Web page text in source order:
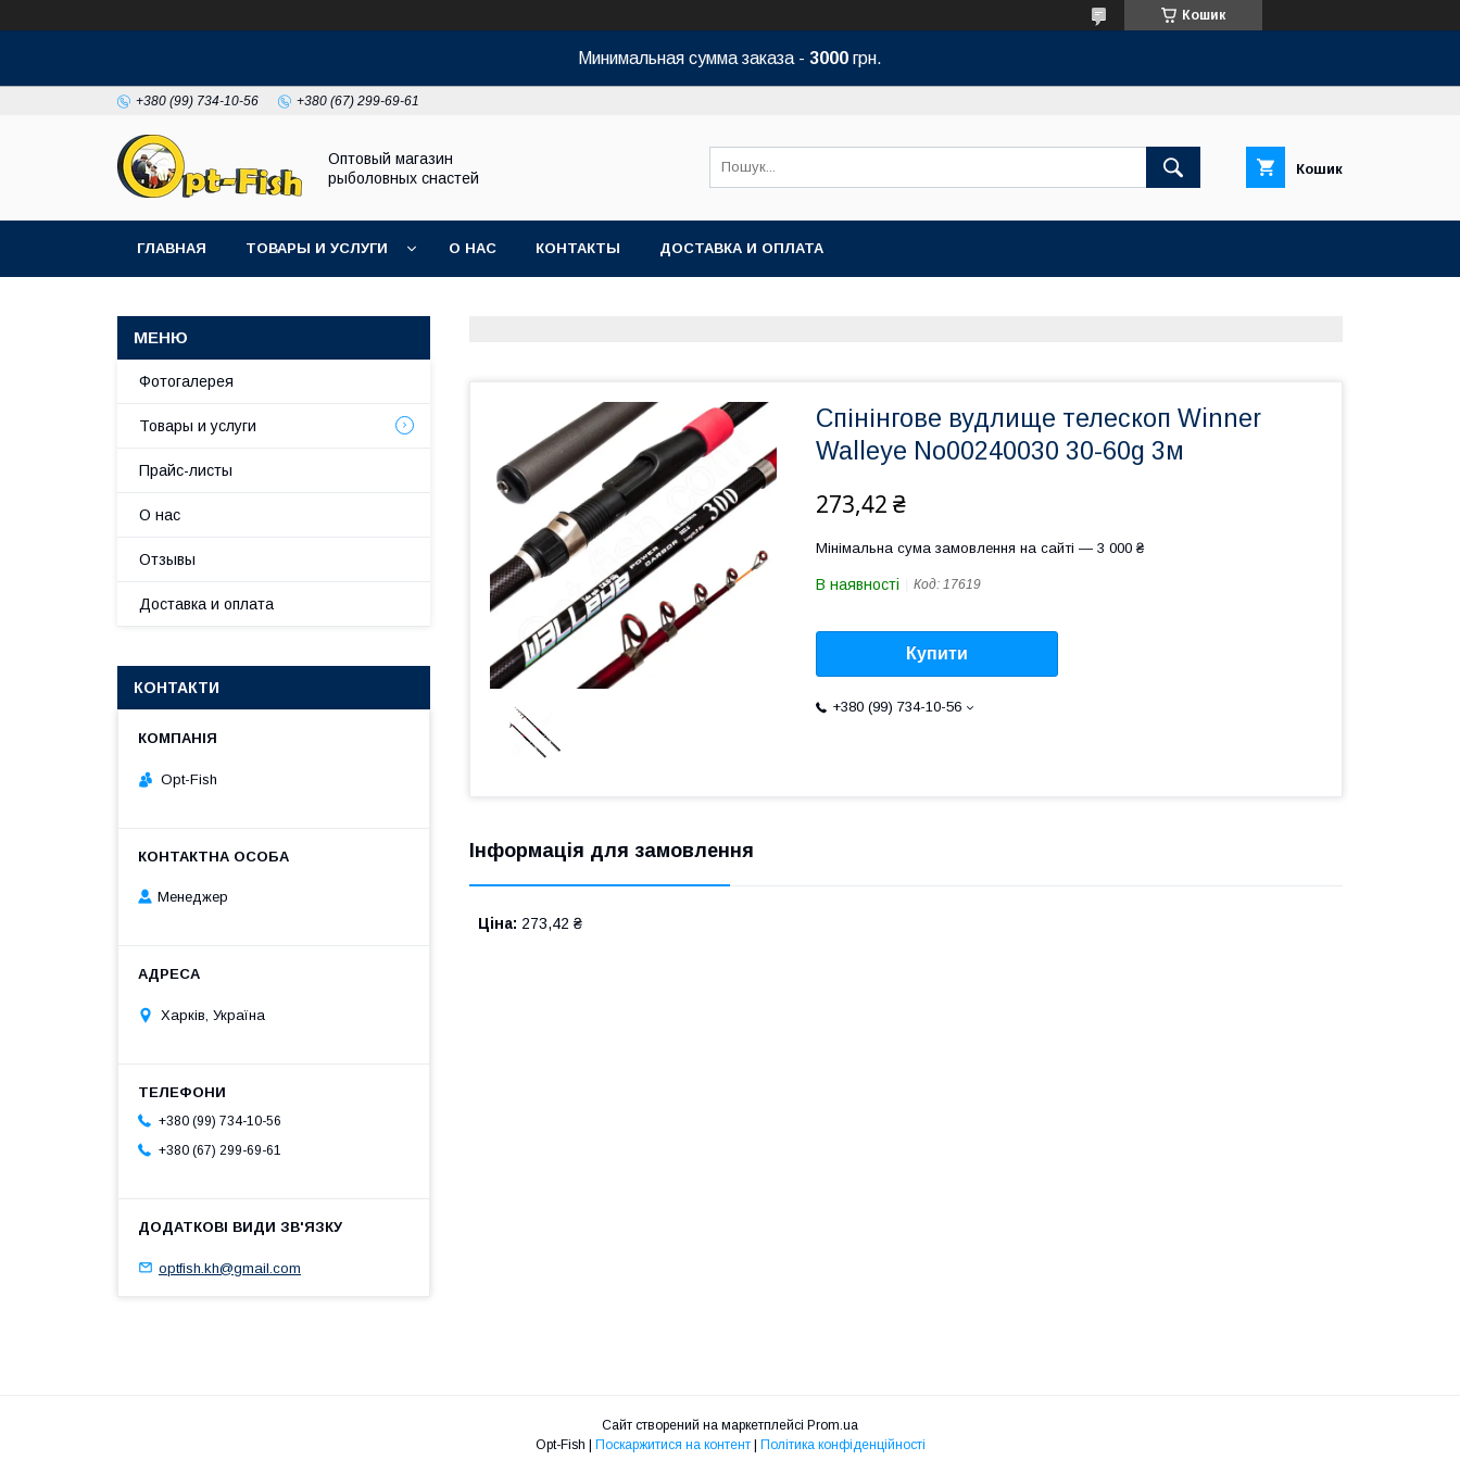
Кошик
Минимальная сумма заказа - 3000 грн.
+380 (99) 734-10-56 +380 (67) 299-69-61
Оптовый магазин
рыболовных снастей
Кошик
ГЛАВНАЯ ТОВАРЫ И УСЛУГИ О НАС КОНТАКТЫ ДОСТАВКА И ОПЛАТА
Спінінгове вудлище телескоп Winner
Walleye No00240030 30-60g 3м
273,42 ₴
Мінімальна сума замовлення на сайті — 3 000 ₴
В наявності Код: 17619
Купити
+380 (99) 734-10-56
Інформація для замовлення
Ціна: 273,42 ₴
Фотогалерея
Товары и услуги
Прайс-листы
О нас
Отзывы
Доставка и оплата
КОНТАКТИ
Opt-Fish
Менеджер
Харків, Україна
+380 (99) 734-10-56
+380 (67) 299-69-61
optfish.kh@gmail.com
Сайт створений на маркетплейсі Prom.ua
Поскаржитися на контент Політика конфіденційності